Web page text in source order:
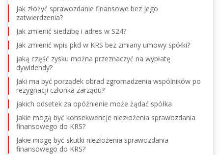
Jak złożyć sprawozdanie finansowe bez jego
zatwierdzenia?
Jak zmienić siedzibę i adres w S24?
Jak zmienić wpis pkd w KRS bez zmiany umowy spółki?
jaką część zysku można przeznaczyć na wypłatę
dywidendy?
Jaki ma być porządek obrad zgromadzenia wspólników po
rezygnacji członka zarządu?
jakich odsetek za opóźnienie może żądać spółka
Jakie mogą być konsekwencje niezłożenia sprawozdania
finansowego do KRS?
Jakie mogę być skutki niezłożenia sprawozdania
finansowego do KRS?